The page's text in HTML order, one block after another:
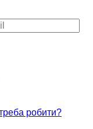
робити?